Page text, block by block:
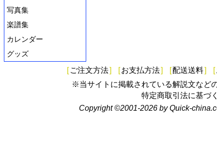
写真集
楽譜集
カレンダー
グッズ
[ ご注文方法] [お支払方法] [配送送料] [
※当サイトに掲載されている解説文など
特定商取引法に基づ
Copyright ©2001-2026 by Quick-